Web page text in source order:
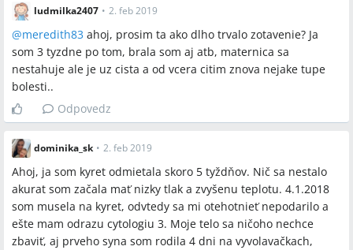
ludmilka2407 • 2. feb 2019
@meredith83 ahoj, prosim ta ako dlho trvalo zotavenie? Ja
som 3 tyzdne po tom, brala som aj atb, maternica sa
nestahuje ale je uz cista a od vcera citim znova nejake tupe
bolesti..
Odpovedz
dominika_sk • 2. feb 2019
Ahoj, ja som kyret odmietala skoro 5 tyždňov. Nič sa nestalo
akurat som začala mať nizky tlak a zvyšenu teplotu. 4.1.2018
som musela na kyret, odvtedy sa mi otehotnieť nepodarilo a
ešte mam odrazu cytologiu 3. Moje telo sa ničoho nechce
zbaviť, aj prveho syna som rodila 4 dni na vyvolavačkach,